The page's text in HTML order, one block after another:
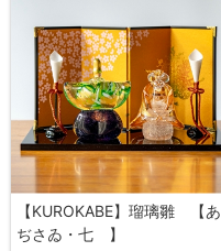
【KUROKABE】瑠璃雛 【あ
ぢさゐ・七 】